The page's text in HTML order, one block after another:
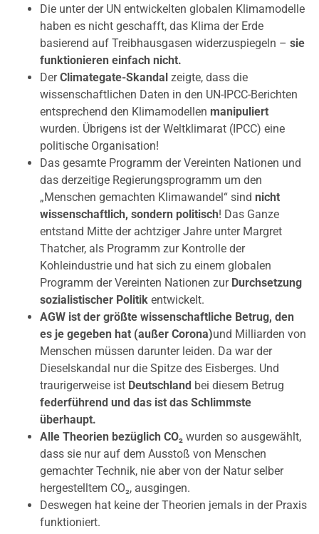
Die unter der UN entwickelten globalen Klimamodelle
haben es nicht geschafft, das Klima der Erde
basierend auf Treibhausgasen widerzuspiegeln – sie
funktionieren einfach nicht.
DerClimategate-Skandal zeigte, dass die
wissenschaftlichen Daten in den UN-IPCC-Berichten
entsprechend den Klimamodellen manipuliert
wurden. Übrigens ist der Weltklimarat (IPCC) eine
politische Organisation!
Das gesamte Programm der Vereinten Nationen und
das derzeitige Regierungsprogramm um den
„Menschen gemachten Klimawandel“ sind nicht
wissenschaftlich, sondern politisch! Das Ganze
entstand Mitte der achtziger Jahre unter Margret
Thatcher, als Programm zur Kontrolle der
Kohleindustrie und hat sich zu einem globalen
Programm der Vereinten Nationen zur Durchsetzung
sozialistischer Politik entwickelt.
AGW ist der größte wissenschaftliche Betrug, den
es je gegeben hat (außer Corona)und Milliarden von
Menschen müssen darunter leiden. Da war der
Dieselskandal nur die Spitze des Eisberges. Und
traurigerweise ist Deutschland bei diesem Betrug
federführend und das ist das Schlimmste
überhaupt.
Alle Theorien bezüglich CO₂ wurden so ausgewählt,
dass sie nur auf dem Ausstoß von Menschen
gemachter Technik, nie aber von der Natur selber
hergestelltem CO₂, ausgingen.
Deswegen hat keine der Theorien jemals in der Praxis
funktioniert.